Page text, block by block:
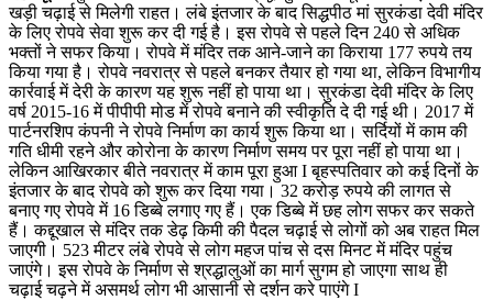
खड़ी चढ़ाई से मिलेगी राहत। लंबे इंतजार के बाद सिद्धपीठ मां सुरकंडा देवी मंदिर
के लिए रोपवे सेवा शुरू कर दी गई है। इस रोपवे से पहले दिन 240 से अधिक
भक्तों ने सफर किया। रोपवे में मंदिर तक आने-जाने का किराया 177 रुपये तय
किया गया है। रोपवे नवरात्र से पहले बनकर तैयार हो गया था, लेकिन विभागीय
कार्रवाई में देरी के कारण यह शुरू नहीं हो पाया था। सुरकंडा देवी मंदिर के लिए
वर्ष 2015-16 में पीपीपी मोड में रोपवे बनाने की स्वीकृति दे दी गई थी। 2017 में
पार्टनरशिप कंपनी ने रोपवे निर्माण का कार्य शुरू किया था। सर्दियों में काम की
गति धीमी रहने और कोरोना के कारण निर्माण समय पर पूरा नहीं हो पाया था।
लेकिन आखिरकार बीते नवरात्र में काम पूरा हुआ I बृहस्पतिवार को कई दिनों के
इंतजार के बाद रोपवे को शुरू कर दिया गया। 32 करोड़ रुपये की लागत से
बनाए गए रोपवे में 16 डिब्बे लगाए गए हैं। एक डिब्बे में छह लोग सफर कर सकते
हैं। कद्दूखाल से मंदिर तक डेढ़ किमी की पैदल चढ़ाई से लोगों को अब राहत मिल
जाएगी। 523 मीटर लंबे रोपवे से लोग महज पांच से दस मिनट में मंदिर पहुंच
जाएंगे। इस रोपवे के निर्माण से श्रद्धालुओं का मार्ग सुगम हो जाएगा साथ ही
चढ़ाई चढ़ने में असमर्थ लोग भी आसानी से दर्शन करे पाएंगे I